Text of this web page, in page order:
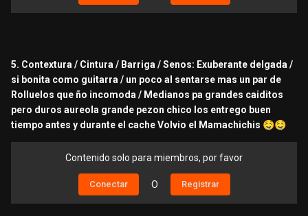
5. Contextura / Cintura / Barriga / Senos: Exuberante delgada /
si bonita como guitarra / un poco al sentarse mas un par de
Rolluelos que ño incomoda / Medianos pa grandes caiditos
pero duros aureola grande pezon chico los entrego buen
tiempo antes y durante el cache Volvio el Mamachichis 🤤🤤
Contenido solo para miembros, por favor
Conectar O Registrar